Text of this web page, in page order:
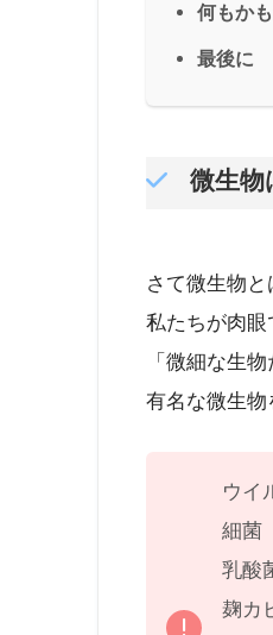
何もか
最後に
微生物
さて微生物と
私たちが肉眼
「微細な生
有名な微生物
ウイ
細菌
乳酸
麹カ